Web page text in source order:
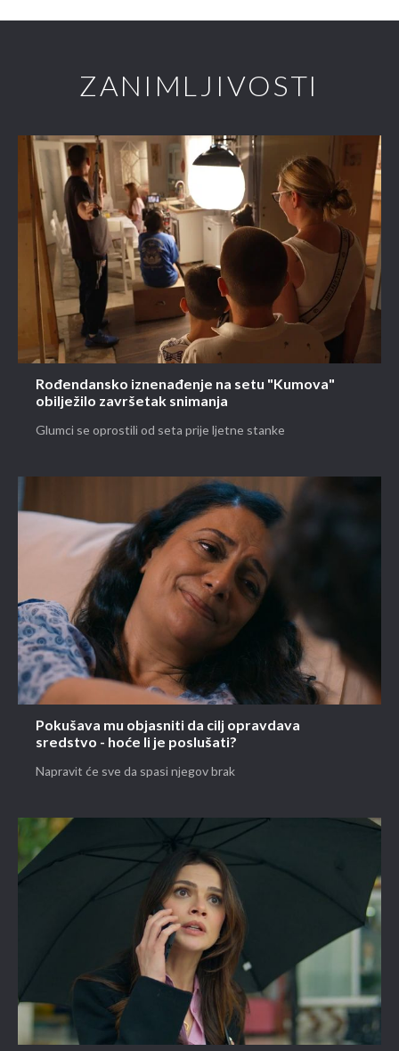
ZANIMLJIVOSTI
Rođendansko iznenađenje na setu "Kumova"
obilježilo završetak snimanja
Glumci se oprostili od seta prije ljetne stanke
Pokušava mu objasniti da cilj opravdava
sredstvo - hoće li je poslušati?
Napravit će sve da spasi njegov brak